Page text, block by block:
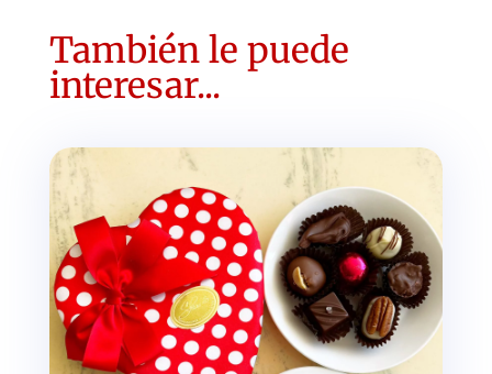
También le puede
interesar...